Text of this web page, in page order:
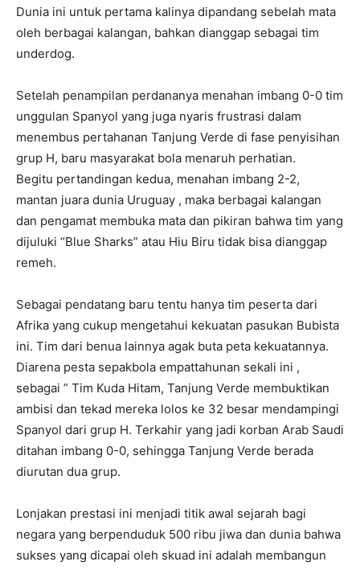
Dunia ini untuk pertama kalinya dipandang sebelah mata
oleh berbagai kalangan, bahkan dianggap sebagai tim
underdog.
Setelah penampilan perdananya menahan imbang 0-0 tim
unggulan Spanyol yang juga nyaris frustrasi dalam
menembus pertahanan Tanjung Verde di fase penyisihan
grup H, baru masyarakat bola menaruh perhatian.
Begitu pertandingan kedua, menahan imbang 2-2,
mantan juara dunia Uruguay , maka berbagai kalangan
dan pengamat membuka mata dan pikiran bahwa tim yang
dijuluki “Blue Sharks” atau Hiu Biru tidak bisa dianggap
remeh.
Sebagai pendatang baru tentu hanya tim peserta dari
Afrika yang cukup mengetahui kekuatan pasukan Bubista
ini. Tim dari benua lainnya agak buta peta kekuatannya.
Diarena pesta sepakbola empattahunan sekali ini ,
sebagai ” Tim Kuda Hitam, Tanjung Verde membuktikan
ambisi dan tekad mereka lolos ke 32 besar mendampingi
Spanyol dari grup H. Terkahir yang jadi korban Arab Saudi
ditahan imbang 0-0, sehingga Tanjung Verde berada
diurutan dua grup.
Lonjakan prestasi ini menjadi titik awal sejarah bagi
negara yang berpenduduk 500 ribu jiwa dan dunia bahwa
sukses yang dicapai oleh skuad ini adalah membangun